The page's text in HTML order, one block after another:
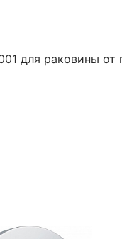
для раковины